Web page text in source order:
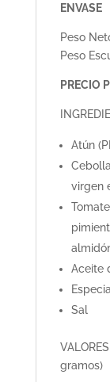
ENVASE
Peso
Peso
PRECIO
Atún
virgen
Aceite
Sal
gramos)